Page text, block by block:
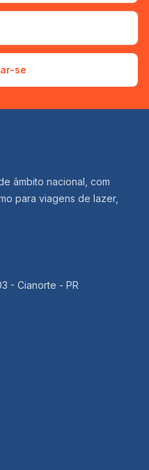
se
âmbito nacional, com
para viagens de lazer,
- Cianorte - PR